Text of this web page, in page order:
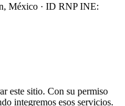
México · ID RNP INE:
este sitio. Con su permiso
integremos esos servicios.